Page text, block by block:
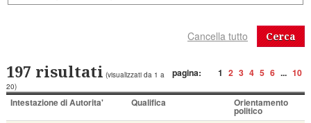
Cerca
pagina: 1 2 3 4 5 6 ... 10
197 risultati (visualizzati da 1 a
20)
Intestazione di Autorita' Qualifica Orientamento
politico